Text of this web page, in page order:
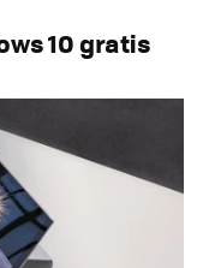
10 gratis